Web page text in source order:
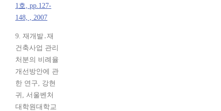
1호, pp.127-
148, , 2007
9. 재개발․재
건축사업 관리
처분의 비례율
개선방안에 관
한 연구, 강현
귀, 서울벤처
대학원대학교